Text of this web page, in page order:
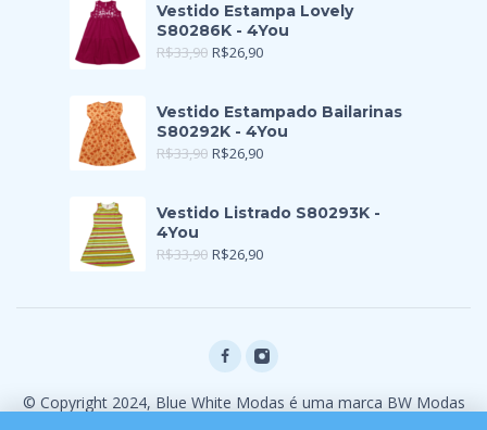
Vestido Estampa Lovely
S80286K - 4You
R$33,90 R$26,90
Vestido Estampado Bailarinas
S80292K - 4You
R$33,90 R$26,90
Vestido Listrado S80293K -
4You
R$33,90 R$26,90
© Copyright 2024, Blue White Modas é uma marca BW Modas